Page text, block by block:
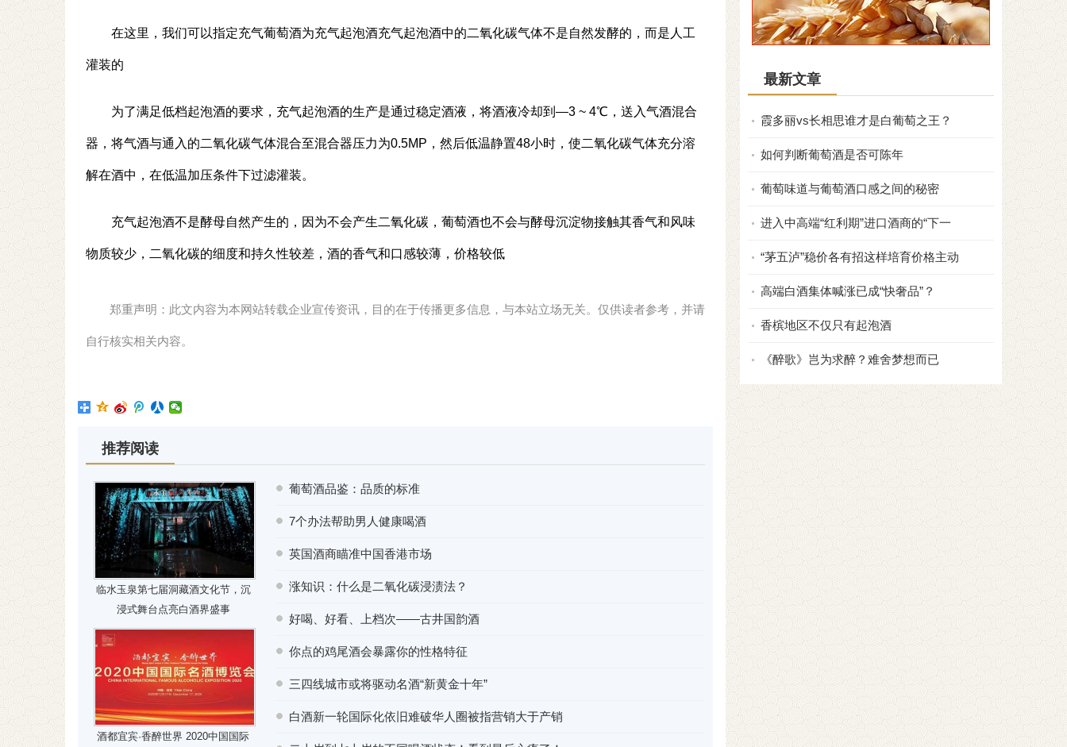
在这里，我们可以指定充气葡萄酒为充气起泡酒充气起泡酒中的二氧化碳气体不是自然发酵的，而是人工
灌装的
为了满足低档起泡酒的要求，充气起泡酒的生产是通过稳定酒液，将酒液冷却到—3 ~ 4℃，送入气酒混合
器，将气酒与通入的二氧化碳气体混合至混合器压力为0.5MP，然后低温静置48小时，使二氧化碳气体充分溶
解在酒中，在低温加压条件下过滤灌装。
充气起泡酒不是酵母自然产生的，因为不会产生二氧化碳，葡萄酒也不会与酵母沉淀物接触其香气和风味
物质较少，二氧化碳的细度和持久性较差，酒的香气和口感较薄，价格较低
郑重声明：此文内容为本网站转载企业宣传资讯，目的在于传播更多信息，与本站立场无关。仅供读者参考，并请
自行核实相关内容。
推荐阅读
临水玉泉第七届洞藏酒文化节，沉
浸式舞台点亮白酒界盛事
酒都宜宾·香醉世界 2020中国国际
葡萄酒品鉴：品质的标准
7个办法帮助男人健康喝酒
英国酒商瞄准中国香港市场
涨知识：什么是二氧化碳浸渍法？
好喝、好看、上档次——古井国韵酒
你点的鸡尾酒会暴露你的性格特征
三四线城市或将驱动名酒“新黄金十年”
白酒新一轮国际化依旧难破华人圈被指营销大于产销
最新文章
霞多丽vs长相思谁才是白葡萄之王？
如何判断葡萄酒是否可陈年
葡萄味道与葡萄酒口感之间的秘密
进入中高端“红利期”进口酒商的“下一
“茅五泸”稳价各有招这样培育价格主动
高端白酒集体喊涨已成“快奢品”？
香槟地区不仅只有起泡酒
《醉歌》岂为求醉？难舍梦想而已